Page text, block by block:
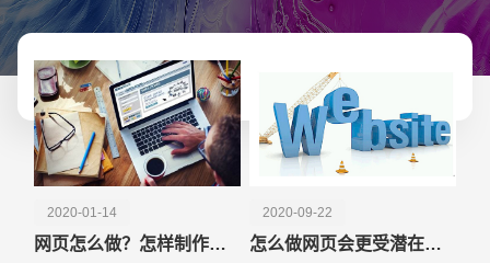
彩、字体、图片等元素，设计符合品牌形象且吸引用户的界
面。同时，注重响应式设计，确保网页在不同设备上均能良
好显示。 内容策划与编写：根据目标受众和网页功能，策
划并编写高质量的内容，包括文字、图片、视频等多媒体素
材，提升用户体验和信息价值。 技术开发与实现：利用
HTML、CSS、JavaScript等前端技术，将设计转化为实际
的网页代码。同时，考虑后端数据库设计、系统架构及安全
试及性能测试等。根据测试结果进行优化调整，确保网页在
2020-01-14
网页怎么做？怎样制作自己的网页？
2020-09-22
怎么做网页会更受潜在用户欢迎